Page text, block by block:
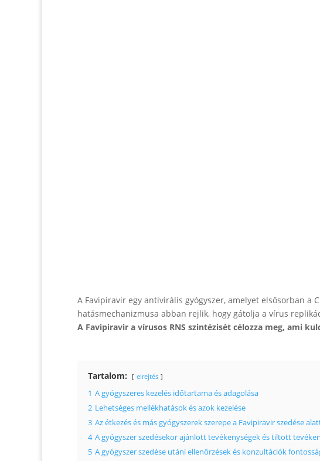
A Favipiravir egy antivirális gyógyszer, amelyet elsősorban a
hatásmechanizmusa abban rejlik, hogy gátolja a vírus
A Favipiravir a vírusos RNS szintézisét célozza meg, ami
Tartalom: elrejtés
1 A gyógyszeres kezelés időtartama és adagolása
2 Lehetséges mellékhatások és azok kezelése
3 Az étkezés és más gyógyszerek szerepe a Favipiravir szedése
4 A gyógyszer szedésekor ajánlott tevékenységek és tiltott
5 A gyógyszer szedése utáni ellenőrzések és konzultációk